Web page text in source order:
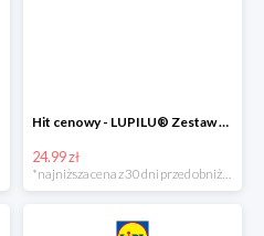
Hit cenowy - LUPILU® Zestaw dziecięcy z biobawełny (body + koszulka + spodenki), 1 komplet
24.99 zł